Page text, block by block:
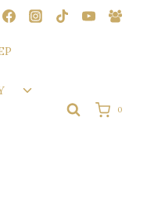
Przełącz
podrzędne
0